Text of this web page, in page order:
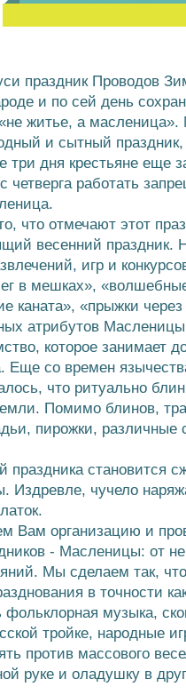
праздник Проводов
и по сей день
житье, а
и сытный
три дня крестьяне еще
четверга работать
что отмечают этот
весенний праздник.
игр и
в мешках»,
каната», «прыжки
атрибутов
которое занимает
Еще со времен
что ритуально
Помимо блинов,
пирожки, различные
праздника становится
Издревле, чучело
Вам организацию и
- Масленицы: от
Мы сделаем так,
в точности
фольклорная музыка,
тройке, народные
против массового
руке и оладушку в